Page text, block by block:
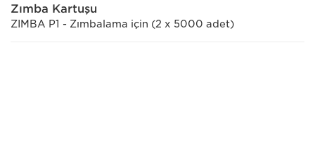
Zımba Kartuşu
ZIMBA P1 - Zımbalama için (2 x 5000 adet)